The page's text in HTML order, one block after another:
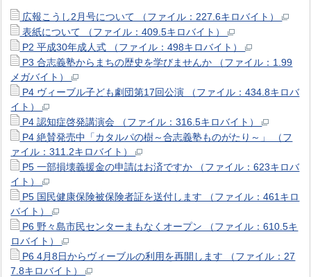
広報こうし2月号について （ファイル：227.6キロバイト）
表紙について （ファイル：409.5キロバイト）
P2 平成30年成人式 （ファイル：498キロバイト）
P3 合志義塾からまちの歴史を学びませんか （ファイル：1.99
メガバイト）
P4 ヴィーブル子ども劇団第17回公演 （ファイル：434.8キロバ
イト）
P4 認知症啓発講演会 （ファイル：316.5キロバイト）
P4 絶賛発売中「カタルパの樹～合志義塾ものがたり～」 （フ
ァイル：311.2キロバイト）
P5 一部損壊義援金の申請はお済ですか （ファイル：623キロバ
イト）
P5 国民健康保険被保険者証を送付します （ファイル：461キロ
バイト）
P6 野々島市民センターまもなくオープン （ファイル：610.5キ
ロバイト）
P6 4月8日からヴィーブルの利用を再開します （ファイル：27
7.8キロバイト）